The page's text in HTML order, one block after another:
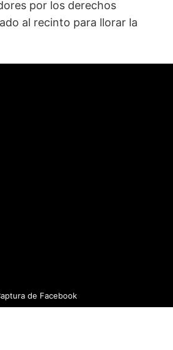
por los derechos
al recinto para llorar la
de Facebook